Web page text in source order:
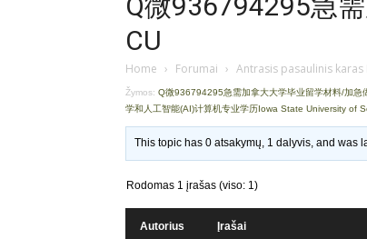
CU
Home › Forumai › Antrasis pasaulinis karas
Žymos: Q微936794295急需加拿大大学毕业留学材料/加急
学和人工智能(AI)计算机专业学历Iowa State University of
This topic has 0 atsakymų, 1 dalyvis, and was
Rodomas 1 įrašas (viso: 1)
Autorius Įrašai